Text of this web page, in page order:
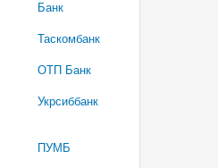
Банк
Таскомбанк
ОТП Банк
Укрсиббанк
ПУМБ